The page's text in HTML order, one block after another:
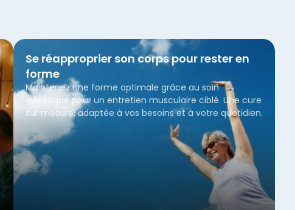
Se réapproprier son corps pour rester en
forme
Maintenez une forme optimale grâce au soin
diététique pour un entretien musculaire ciblé. Une cure
sur mesure, adaptée à vos besoins et à votre quotidien.